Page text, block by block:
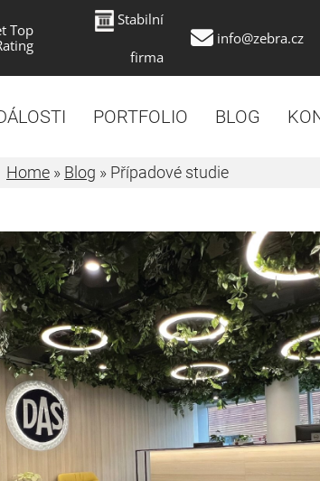
Top
Stabilní
firma
info@zebra.cz
PORTFOLIO BLOG
Home » Blog » Případové studie